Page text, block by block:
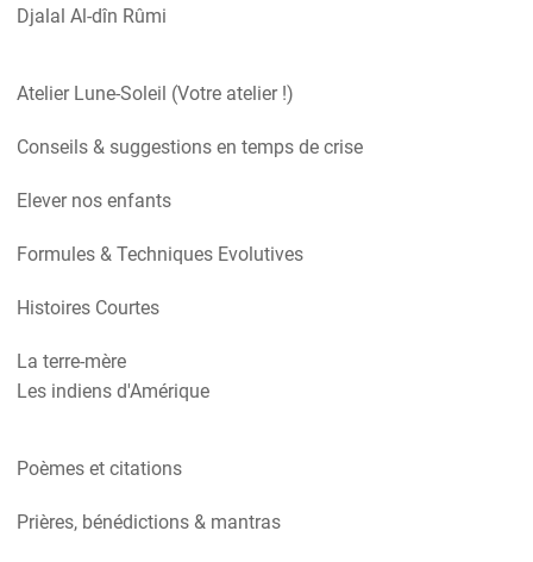
Djalal Al-dîn Rûmi
Atelier Lune-Soleil (Votre atelier !)
Conseils & suggestions en temps de crise
Elever nos enfants
Formules & Techniques Evolutives
Histoires Courtes
La terre-mère
Les indiens d'Amérique
Poèmes et citations
Prières, bénédictions & mantras